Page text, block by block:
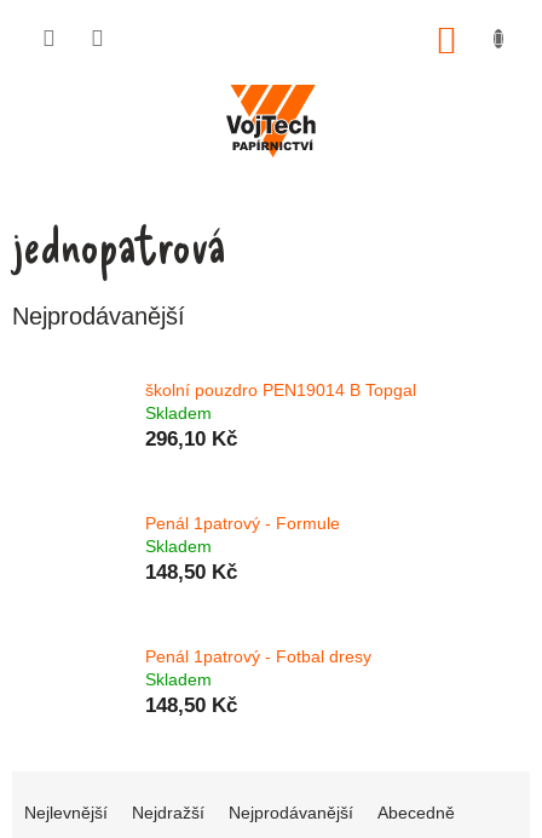
jednopatrová
Nejprodávanější
školní pouzdro PEN19014 B Topgal
Skladem
296,10 Kč
Penál 1patrový - Formule
Skladem
148,50 Kč
Penál 1patrový - Fotbal dresy
Skladem
148,50 Kč
Nejlevnější Nejdražší Nejprodávanější Abecedně